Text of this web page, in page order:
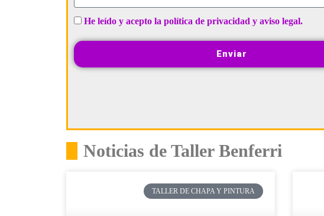
He leído y acepto la política de privacidad y aviso legal.
Enviar
Noticias de Taller Benferri
TALLER DE CHAPA Y PINTURA